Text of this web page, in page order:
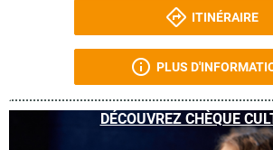
ITINÉRAIRE
PLUS
DÉCOUVREZ CHÈQUE